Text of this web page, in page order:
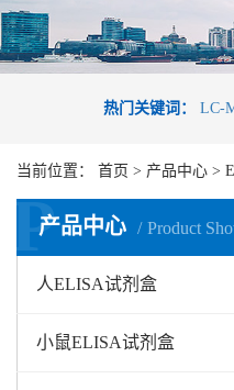
热门关键词： LC-
当前位置： 首页 > 产品中心 >
产品中心 Product
P
人ELISA试剂盒
小鼠ELISA试剂盒